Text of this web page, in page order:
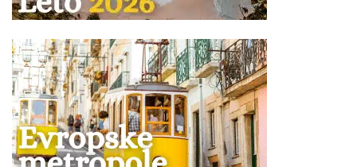
prvog deteta, a drugo dete plaća cenu drugog deteta iz
Dete bilo kog uzrasta koje koristi osnovni ležaj plaća
punu cenu aranžmana.
U nekim hotelima postoji mogućnost određenog
popusta za dete koji se primenjuje u pratnji jedne
punoplatežne osobe u sobi i radi se isključivo na upit!
Prvo dete uzrasta predviđenog u tabeli (zavisno od
hotela), ukoliko u programu nije drugačije odredjeno, u